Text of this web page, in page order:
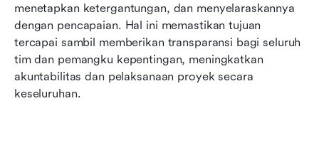
menetapkan ketergantungan, dan menyelaraskannya
dengan pencapaian. Hal ini memastikan tujuan
tercapai sambil memberikan transparansi bagi seluruh
tim dan pemangku kepentingan, meningkatkan
akuntabilitas dan pelaksanaan proyek secara
keseluruhan.